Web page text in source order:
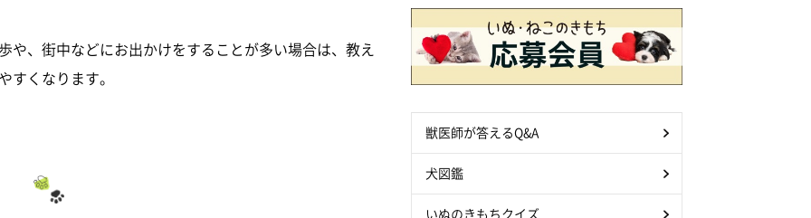
や、街中などにお出かけをすることが多い場合は、教え
すくなります。
獣医師が答えるQ&A
犬図鑑
いぬのきもちクイズ